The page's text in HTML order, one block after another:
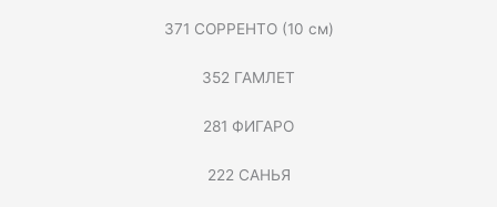
371 СОРРЕНТО (10 см)
352 ГАМЛЕТ
281 ФИГАРО
222 САНЬЯ